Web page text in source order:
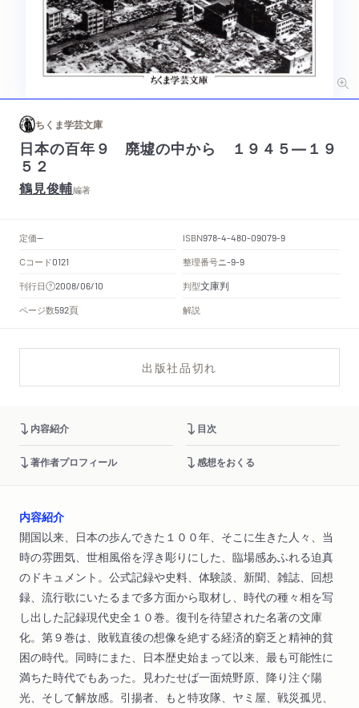
ちくま学芸文庫
日本の百年９ 廃墟の中から １９４５―１９
５２
鶴見俊輔編著
定価-- ISBN978-4-480-09079-9
Cコード0121 整理番号ニ-9-9
刊行日 2008/06/10 判型文庫判
ページ数592頁 解説
出版社品切れ
内容紹介 目次
著作者プロフィール 感想をおくる
内容紹介
開国以来、日本の歩んできた１００年、そこに生きた人々、当
時の雰囲気、世相風俗を浮き彫りにした、臨場感あふれる迫真
のドキュメント。公式記録や史料、体験談、新聞、雑誌、回想
録、流行歌にいたるまで多方面から取材し、時代の種々相を写
し出した記録現代史全１０巻。復刊を待望された名著の文庫
化。第９巻は、敗戦直後の想像を絶する経済的窮乏と精神的貧
困の時代。同時にまた、日本歴史始まって以来、最も可能性に
満ちた時代でもあった。見わたせば一面焼野原、降り注ぐ陽
光、そして解放感。引揚者、もと特攻隊、ヤミ屋、戦災孤児、